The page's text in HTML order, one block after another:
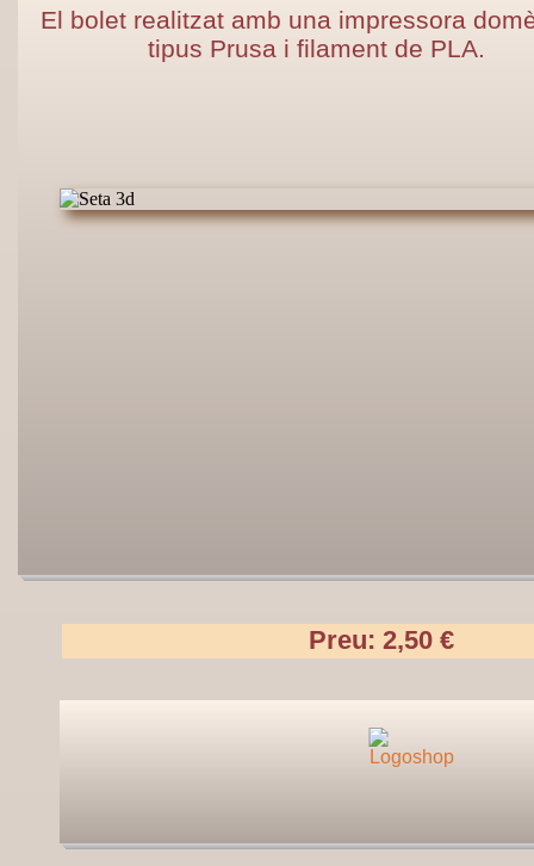
El bolet realitzat amb una impressora
tipus Prusa i filament de PLA.
Preu: 2,50 €